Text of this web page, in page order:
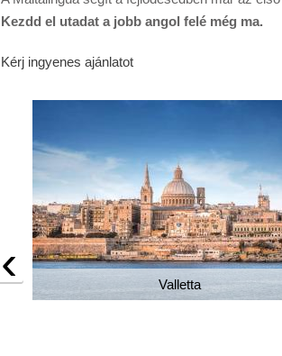
Kezdd el utadat a jobb angol felé még ma.
Kérj ingyenes ajánlatot
Valletta
‹